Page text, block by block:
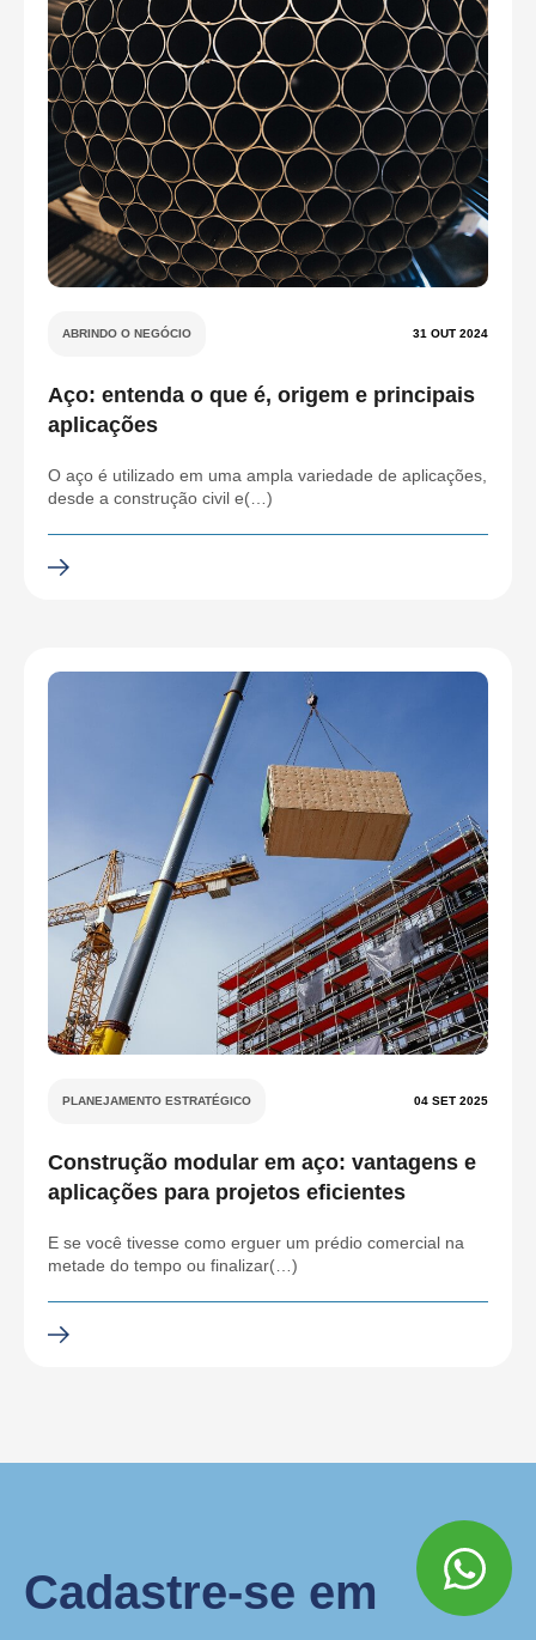
ABRINDO O NEGÓCIO 31 OUT 2024
Aço: entenda o que é, origem e principais
aplicações
O aço é utilizado em uma ampla variedade de aplicações,
desde a construção civil e(…)
PLANEJAMENTO ESTRATÉGICO 04 SET 2025
Construção modular em aço: vantagens e
aplicações para projetos eficientes
E se você tivesse como erguer um prédio comercial na
metade do tempo ou finalizar(…)
Cadastre-se em